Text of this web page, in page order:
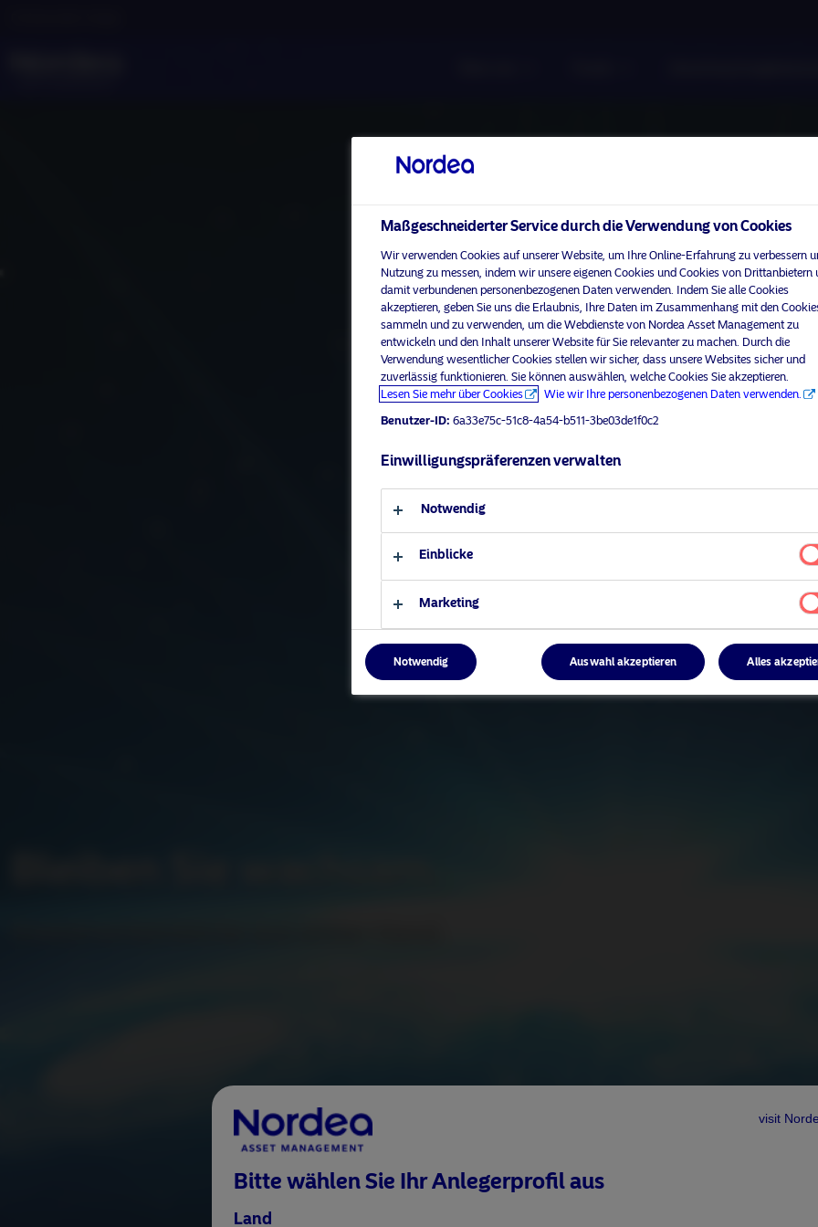
visit
Bitte wählen Sie Ihr Anlegerprofil aus
Land
Maßgeschneiderter Service durch die Verwendung von Cookies
Wir verwenden Cookies auf unserer Website, um Ihre Online-Erfahrung zu verbessern
Nutzung zu messen, indem wir unsere eigenen Cookies und Cookies von Drittanbietern
damit verbundenen personenbezogenen Daten verwenden. Indem Sie alle Cookies
akzeptieren, geben Sie uns die Erlaubnis, Ihre Daten im Zusammenhang mit den
sammeln und zu verwenden, um die Webdienste von Nordea Asset Management zu
entwickeln und den Inhalt unserer Website für Sie relevanter zu machen. Durch die
Verwendung wesentlicher Cookies stellen wir sicher, dass unsere Websites sicher und
zuverlässig funktionieren. Sie können auswählen, welche Cookies Sie akzeptieren.
Lesen Sie mehr über Cookies
Wie wir Ihre personenbezogenen Daten verwenden.
Benutzer-ID: 6a33e75c-51c8-4a54-b511-3be03de1f0c2
Einwilligungspräferenzen verwalten
Notwendig
Einblicke
Marketing
Notwendig Auswahl akzeptieren Alles